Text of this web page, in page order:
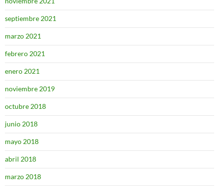
septiembre 2021
marzo 2021
febrero 2021
enero 2021
noviembre 2019
octubre 2018
junio 2018
mayo 2018
abril 2018
marzo 2018